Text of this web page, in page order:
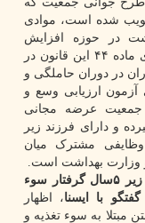
شده است، موادی
در حوزه افزایش
فرزندآوری اشاره دارد. در این راستا بر مبنای ماده ۴۴ این قانون در
در دوران حاملگی و
آزمون ارزیابی وسع و
۲۴ قانون جوانی جمعیت عرضه مجانی
و دارای فرزند زیر
وظایفی مشترک میان
و وزارت بهداشت است.
حمایت تغذیه ای از مادران آبستن و کودکان زیر ۵سال گرفتار سوء
با ایسنا، اظهار
مبتلا به سوء تغذیه و